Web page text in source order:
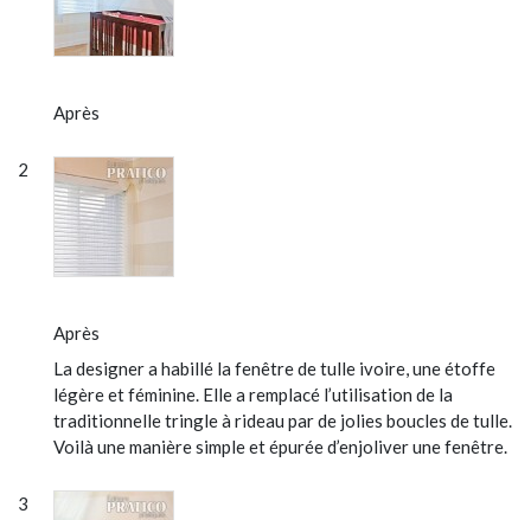
Après
Après
La designer a habillé la fenêtre de tulle ivoire, une étoffe
légère et féminine. Elle a remplacé l’utilisation de la
traditionnelle tringle à rideau par de jolies boucles de tulle.
Voilà une manière simple et épurée d’enjoliver une fenêtre.